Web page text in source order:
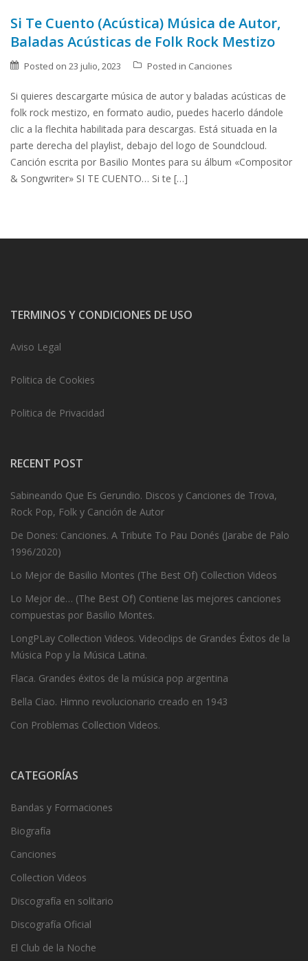
Si Te Cuento (Acústica) Música de Autor,
Baladas Acústicas de Folk Rock Mestizo
Posted on 23 julio, 2023 Posted in Canciones
Si quieres descargarte música de autor y baladas acústicas de
folk rock mestizo, en formato audio, puedes hacerlo dándole
clic a la flechita habilitada para descargas. Está situada en la
parte derecha del playlist, debajo del logo de Soundcloud.
Canción escrita por Basilio Montes para su álbum «Compositor
& Songwriter» SI TE CUENTO… Si te […]
TERMINOS Y CONDICIONES DE USO
Aviso Legal
Politica de Cookies
Politica de Privacidad
RECENT POST
Sabineando Que Es Gerundio. Discos y Canciones de Trova,
Rock Pop, Folk y Canción de Autor
De Dones: Canciones. A Tribute To Pau Donés (Jarabe de Palo
1996/2020)
Lo Mejor de Basilio Montes (The Best Of) Collection Videos
Lo Mejor de… (The Best Of) Contiene las mejores canciones
compuestas por Basilio Montes.
LongPLay Collection Videos. Videoclips de Grandes Éxitos de la
Música Pop y la Música Latina.
Flaca. Grandes éxitos de la música pop argentina
Bella Ciao. Himno revolucionario creado en 1943
Con Problemas Collection Videos.
CATEGORÍAS
Bandas y Formaciones
Biografía
Canciones
Collection Videos
Discografía en solitario
Discografía Oficial
El Club de la Noche